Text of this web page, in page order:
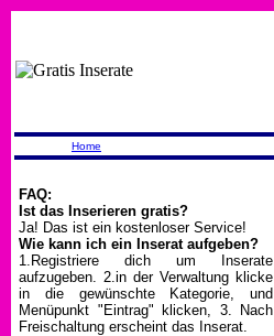
Home
FAQ:
Ist das Inserieren gratis?
Ja! Das ist ein kostenloser Service!
Wie kann ich ein Inserat aufgeben?
1.Registriere dich um Inserate
aufzugeben. 2.in der Verwaltung klicke
in die gewünschte Kategorie, und
Menüpunkt "Eintrag" klicken, 3. Nach
Freischaltung erscheint das Inserat.